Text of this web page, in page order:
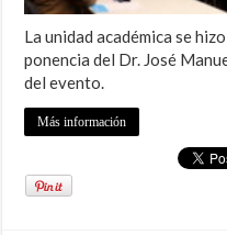
La unidad académica se
ponencia del Dr. José
del evento.
Más información